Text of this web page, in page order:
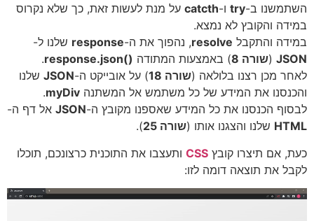
השתמשנו ב-try ו-catcth על מנת לעשות זאת, כך שלא נקרוס
במידה והקובץ לא נמצא.
במידה והתקבל resolve, נהפוך את ה-response שלנו ל-
JSON
(שורה 8 ) באמצעות המתודה ()response.json
.
לאחר מכן רצנו בלולאה (שורה 18 ) על אובייקט ה-JSON שלנו
והכנסנו את המידע של כל משתמש אל המשתנה myDiv
.
לבסוף הכנסנו את כל המידע שאספנו מקובץ ה-JSON אל דף ה-
HTML שלנו והצגנו אותו (שורה 25
).
כעת, אם תיצרו קובץ CSS ותעצבו את התוכנית כרצונכם, תוכלו
לקבל את תוצאה דומה לזו:
נגן